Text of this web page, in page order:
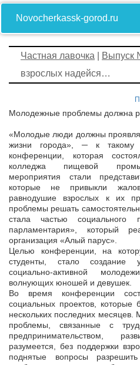
Novocherkassk-gorod.ru
Частная лавочка Выпуск
взрослых надейся…
Молодежные проблемы должна
«Молодые люди должны
жизни города», ─ к такому
конференции, которая
колледжа пищевой
мероприятия стали
которые не привыкли
равнодушие взрослых к их
проблемы решать
стала частью социального
парламентария», который
организация «Алый парус».
Целью конференции, на
студенты, стало создание
социально-активной
волнующих юношей и девушек.
Во время конференции
социальных проектов, которые
нескольких последних
проблемы, связанные с
предпринимательством,
разумеется, без поддержки
поднятые вопросы